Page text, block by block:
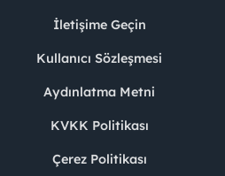
İletişime Geçin
Kullanıcı Sözleşmesi
Aydınlatma Metni
KVKK Politikası
Çerez Politikası